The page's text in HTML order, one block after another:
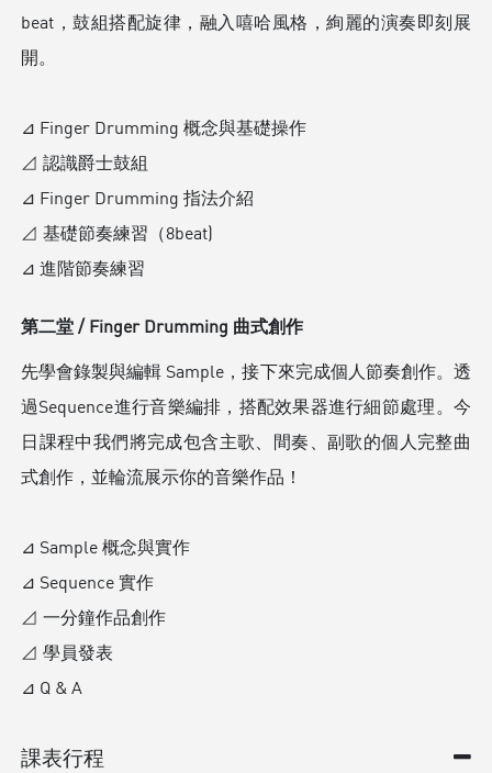
beat，鼓組搭配旋律，融入嘻哈風格，絢麗的演奏即刻展
開。
⊿ Finger Drumming 概念與基礎操作
⊿ 認識爵士鼓組
⊿ Finger Drumming 指法介紹
⊿ 基礎節奏練習（8beat)
⊿ 進階節奏練習
第二堂 / Finger Drumming 曲式創作
先學會錄製與編輯 Sample，接下來完成個人節奏創作。透
過Sequence進行音樂編排，搭配效果器進行細節處理。今
日課程中我們將完成包含主歌、間奏、副歌的個人完整曲
式創作，並輪流展示你的音樂作品！
⊿ Sample 概念與實作
⊿ Sequence 實作
⊿ 一分鐘作品創作
⊿ 學員發表
⊿ Q & A
課表行程